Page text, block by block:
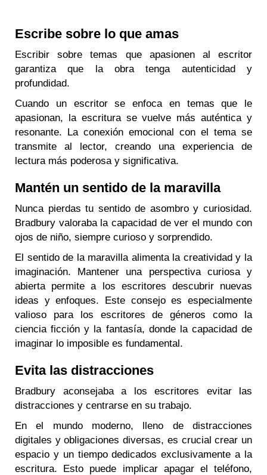
Escribe sobre lo que amas
Escribir sobre temas que apasionen al escritor
garantiza que la obra tenga autenticidad y
profundidad.
Cuando un escritor se enfoca en temas que le
apasionan, la escritura se vuelve más auténtica y
resonante. La conexión emocional con el tema se
transmite al lector, creando una experiencia de
lectura más poderosa y significativa.
Mantén un sentido de la maravilla
Nunca pierdas tu sentido de asombro y curiosidad.
Bradbury valoraba la capacidad de ver el mundo con
ojos de niño, siempre curioso y sorprendido.
El sentido de la maravilla alimenta la creatividad y la
imaginación. Mantener una perspectiva curiosa y
abierta permite a los escritores descubrir nuevas
ideas y enfoques. Este consejo es especialmente
valioso para los escritores de géneros como la
ciencia ficción y la fantasía, donde la capacidad de
imaginar lo imposible es fundamental.
Evita las distracciones
Bradbury aconsejaba a los escritores evitar las
distracciones y centrarse en su trabajo.
En el mundo moderno, lleno de distracciones
digitales y obligaciones diversas, es crucial crear un
espacio y un tiempo dedicados exclusivamente a la
escritura. Esto puede implicar apagar el teléfono,